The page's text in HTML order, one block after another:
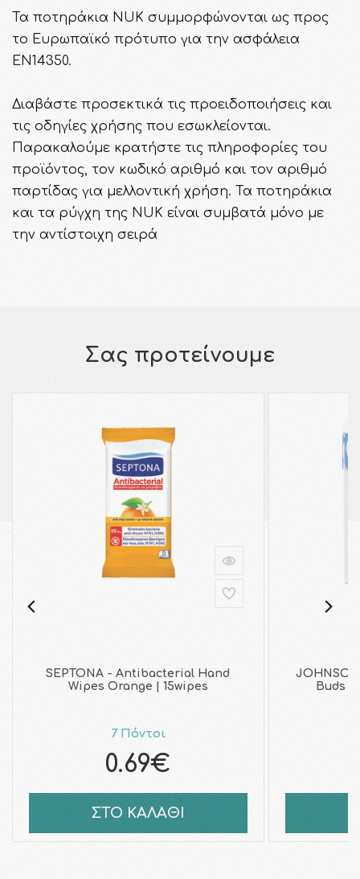
Τα ποτηράκια NUK συμμορφώνονται ως προς
το Ευρωπαϊκό πρότυπο για την ασφάλεια
EN14350.
Διαβάστε προσεκτικά τις προειδοποιήσεις και
τις οδηγίες χρήσης που εσωκλείονται.
Παρακαλούμε κρατήστε τις πληροφορίες του
προϊόντος, τον κωδικό αριθμό και τον αριθμό
παρτίδας για μελλοντική χρήση. Τα ποτηράκια
και τα ρύγχη της NUK είναι συμβατά μόνο με
την αντίστοιχη σειρά
Σας προτείνουμε
SEPTONA - Antibacterial Hand
Wipes Orange | 15wipes
7 Πόντοι
0.69€
ΣΤΟ ΚΑΛΑΘΙ
Buds